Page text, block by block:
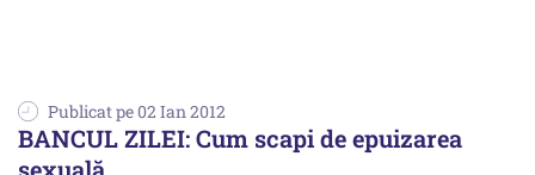
Publicat pe 02 Ian 2012
BANCUL ZILEI: Cum scapi de epuizarea